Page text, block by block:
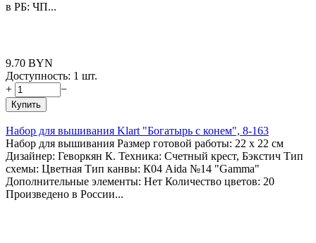
в РБ: ЧП...
9.70 BYN
Доступность: 1 шт.
+
−
Купить
Набор для вышивания Klart "Богатырь с конем", 8-163
Набор для вышивания Размер готовой работы: 22 x 22 см
Дизайнер: Геворкян К. Техника: Счетный крест, Бэкстич Тип
схемы: Цветная Тип канвы: К04 Aida №14 "Gamma"
Дополнительные элементы: Нет Количество цветов: 20
Произведено в России...